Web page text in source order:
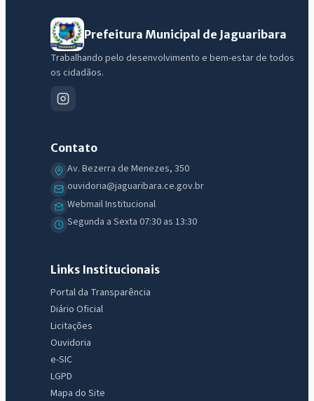
Prefeitura Municipal de Jaguaribara
Trabalhando pelo desenvolvimento e bem-estar de todos
os cidadãos.
Contato
Av. Bezerra de Menezes, 350
ouvidoria@jaguaribara.ce.gov.br
Webmail Institucional
Segunda a Sexta 07:30 as 13:30
Links Institucionais
Portal da Transparência
Diário Oficial
Licitações
Ouvidoria
e-SIC
LGPD
Mapa do Site
IntGest AI
Assistente do Portal